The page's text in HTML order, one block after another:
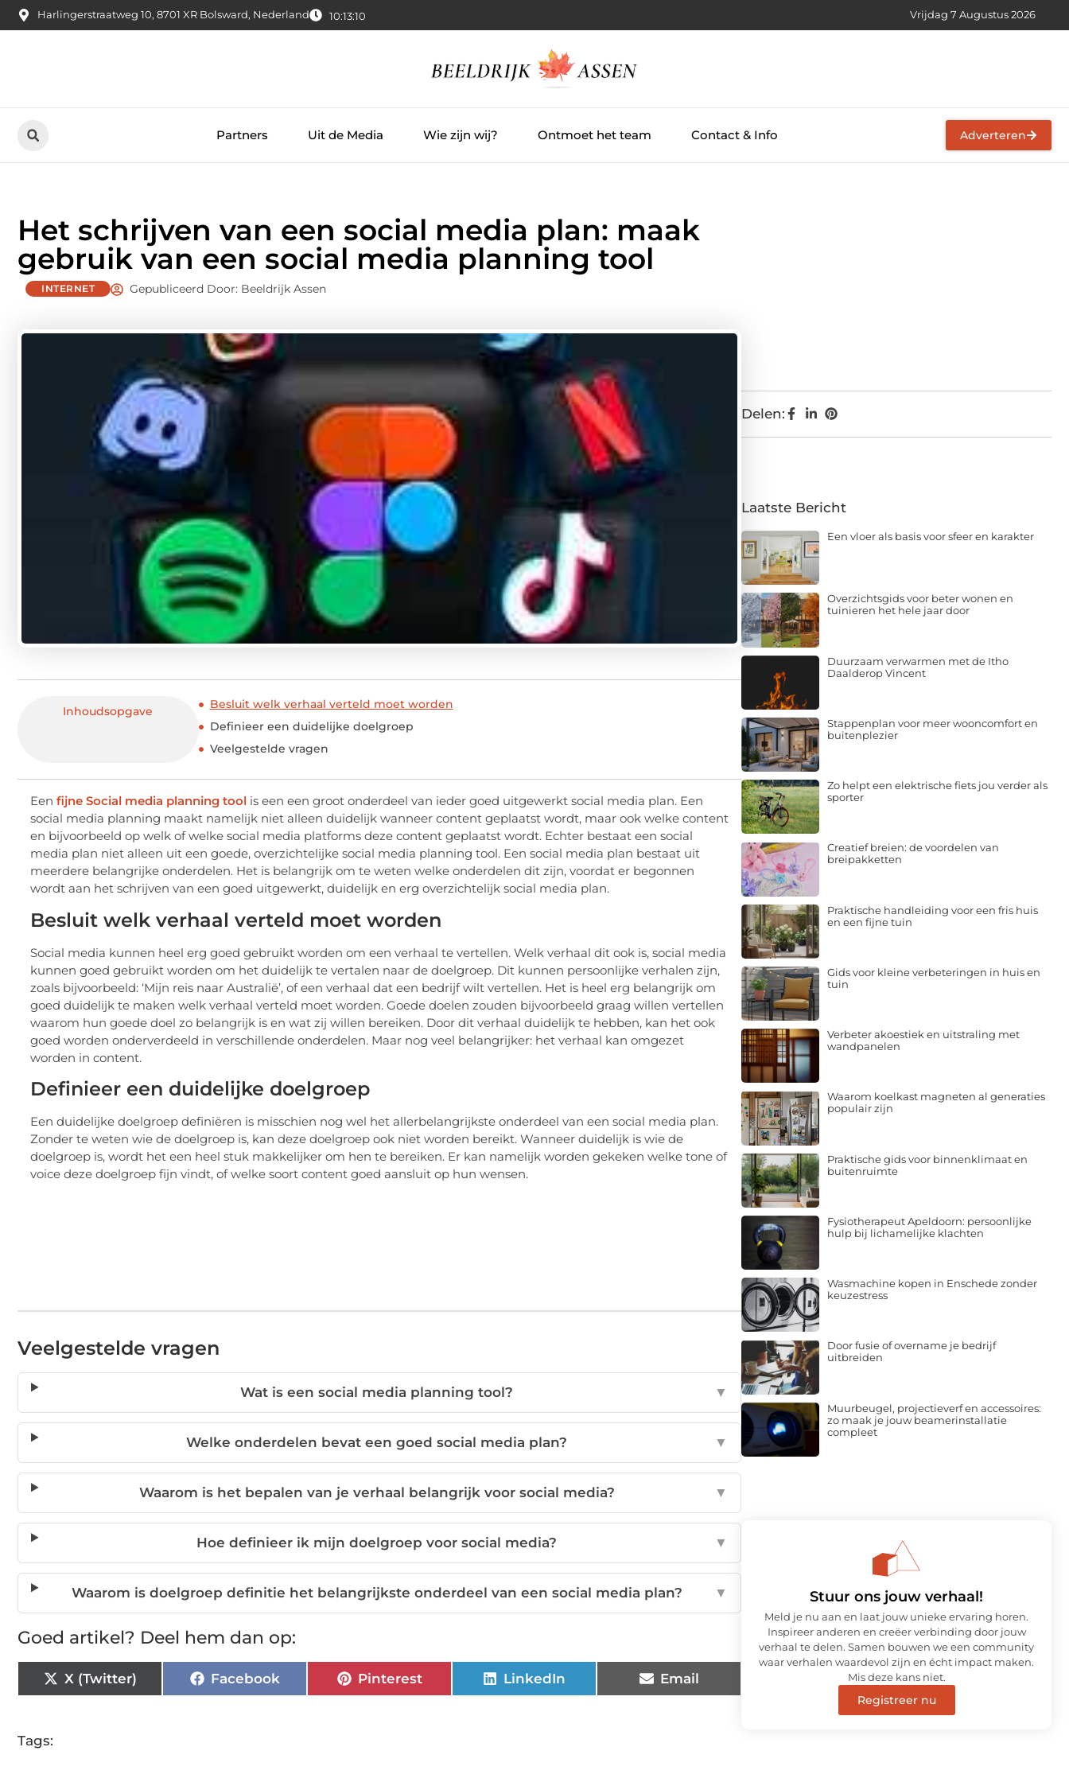
Harlingerstraatweg 10, 8701 XR Bolsward, Nederland 10:13:11 Vrijdag 7 Augustus 2026
Partners Uit de Media Wie zijn wij? Ontmoet het team Contact & Info Adverteren
Het schrijven van een social media plan: maak
gebruik van een social media planning tool
INTERNET Gepubliceerd Door: Beeldrijk Assen
Inhoudsopgave
Besluit welk verhaal verteld moet worden
Definieer een duidelijke doelgroep
Veelgestelde vragen
Een fijne Social media planning tool is een een groot onderdeel van ieder goed uitgewerkt social media plan. Een
social media planning maakt namelijk niet alleen duidelijk wanneer content geplaatst wordt, maar ook welke content
en bijvoorbeeld op welk of welke social media platforms deze content geplaatst wordt. Echter bestaat een social
media plan niet alleen uit een goede, overzichtelijke social media planning tool. Een social media plan bestaat uit
meerdere belangrijke onderdelen. Het is belangrijk om te weten welke onderdelen dit zijn, voordat er begonnen
wordt aan het schrijven van een goed uitgewerkt, duidelijk en erg overzichtelijk social media plan.
Besluit welk verhaal verteld moet worden
Social media kunnen heel erg goed gebruikt worden om een verhaal te vertellen. Welk verhaal dit ook is, social media
kunnen goed gebruikt worden om het duidelijk te vertalen naar de doelgroep. Dit kunnen persoonlijke verhalen zijn,
zoals bijvoorbeeld: ‘Mijn reis naar Australië’, of een verhaal dat een bedrijf wilt vertellen. Het is heel erg belangrijk om
goed duidelijk te maken welk verhaal verteld moet worden. Goede doelen zouden bijvoorbeeld graag willen vertellen
waarom hun goede doel zo belangrijk is en wat zij willen bereiken. Door dit verhaal duidelijk te hebben, kan het ook
goed worden onderverdeeld in verschillende onderdelen. Maar nog veel belangrijker: het verhaal kan omgezet
worden in content.
Definieer een duidelijke doelgroep
Een duidelijke doelgroep definiëren is misschien nog wel het allerbelangrijkste onderdeel van een social media plan.
Zonder te weten wie de doelgroep is, kan deze doelgroep ook niet worden bereikt. Wanneer duidelijk is wie de
doelgroep is, wordt het een heel stuk makkelijker om hen te bereiken. Er kan namelijk worden gekeken welke tone of
voice deze doelgroep fijn vindt, of welke soort content goed aansluit op hun wensen.
Veelgestelde vragen
Wat is een social media planning tool? ▼
Welke onderdelen bevat een goed social media plan? ▼
Waarom is het bepalen van je verhaal belangrijk voor social media? ▼
Hoe definieer ik mijn doelgroep voor social media? ▼
Waarom is doelgroep definitie het belangrijkste onderdeel van een social media plan? ▼
Goed artikel? Deel hem dan op:
X (Twitter) Facebook Pinterest LinkedIn Email
Tags:
Delen:
Laatste Bericht
Een vloer als basis voor sfeer en karakter
Overzichtsgids voor beter wonen en
tuinieren het hele jaar door
Duurzaam verwarmen met de Itho
Daalderop Vincent
Stappenplan voor meer wooncomfort en
buitenplezier
Zo helpt een elektrische fiets jou verder als
sporter
Creatief breien: de voordelen van
breipakketten
Praktische handleiding voor een fris huis
en een fijne tuin
Gids voor kleine verbeteringen in huis en
tuin
Verbeter akoestiek en uitstraling met
wandpanelen
Waarom koelkast magneten al generaties
populair zijn
Praktische gids voor binnenklimaat en
buitenruimte
Fysiotherapeut Apeldoorn: persoonlijke
hulp bij lichamelijke klachten
Wasmachine kopen in Enschede zonder
keuzestress
Door fusie of overname je bedrijf
uitbreiden
Muurbeugel, projectieverf en accessoires:
zo maak je jouw beamerinstallatie
compleet
Stuur ons jouw verhaal!
Meld je nu aan en laat jouw unieke ervaring horen.
Inspireer anderen en creëer verbinding door jouw
verhaal te delen. Samen bouwen we een community
waar verhalen waardevol zijn en écht impact maken.
Mis deze kans niet.
Registreer nu